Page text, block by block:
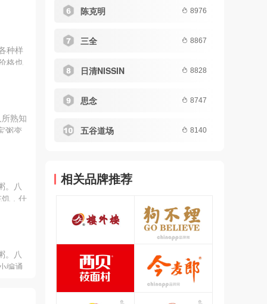
种样
格也
粥品
下面
熟知
粥变
。八
，什
。八
编通
陈克明 8976
三全 8867
日清NISSIN 8828
思念 8747
五谷道场 8140
相关品牌推荐